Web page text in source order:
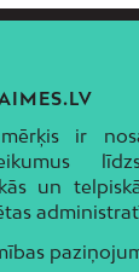
ir
un